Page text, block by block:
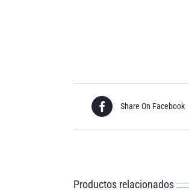
Share On Facebook
Productos relacionados